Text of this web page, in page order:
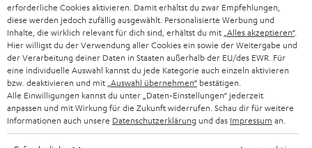
„… ein echtes Highlight …“
HiFi Test
06/2018
erforderliche Cookies aktivieren. Damit erhältst du zwar Empfehlungen,
diese werden jedoch zufällig ausgewählt. Personalisierte Werbung und
Inhalte, die wirklich relevant für dich sind, erhältst du mit „Alles akzeptieren“.
Hier willigst du der Verwendung aller Cookies ein sowie der Weitergabe und
der Verarbeitung deiner Daten in Staaten außerhalb der EU/des EWR. Für
eine individuelle Auswahl kannst du jede Kategorie auch einzeln aktivieren
bzw. deaktivieren und mit „Auswahl übernehmen“ bestätigen.
Alle Einwilligungen kannst du unter „Daten-Einstellungen“ jederzeit
anpassen und mit Wirkung für die Zukunft widerrufen. Schau dir für weitere
Informationen auch unsere Datenschutzerklärung und das Impressum an.